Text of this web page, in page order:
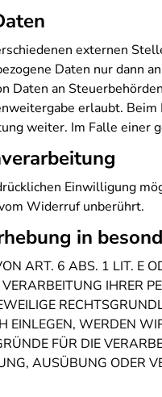
externen
Daten nur dann
Daten an
erlaubt.
weiter. Im Falle einer
Einwilligung
Widerruf unberührt.
in
ART. 6 ABS. 1 LIT. E
IHRER
WERDEN
FÜR DIE
AUSÜBUNG